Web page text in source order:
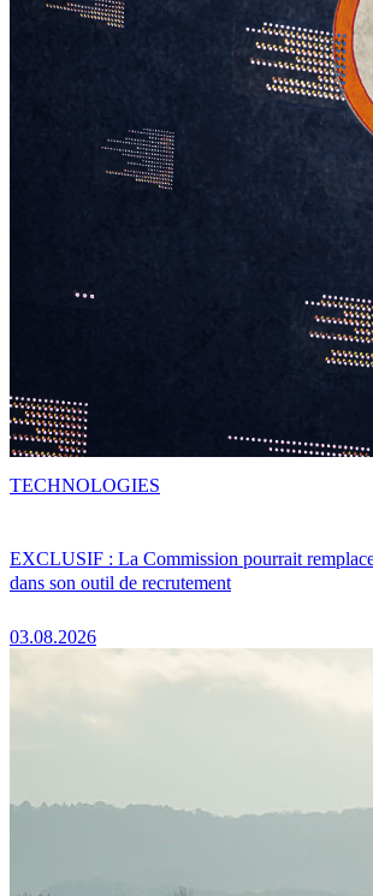
EXCLUSIF : La Commission pourrait
dans son outil de recrutement
03.08.2026
TECHNOLOGIES